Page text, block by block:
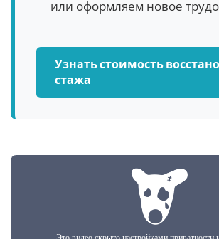
или оформляем новое
Узнать стоимость
стажа